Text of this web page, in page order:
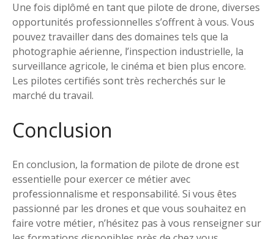
Une fois diplômé en tant que pilote de drone, diverses
opportunités professionnelles s’offrent à vous. Vous
pouvez travailler dans des domaines tels que la
photographie aérienne, l’inspection industrielle, la
surveillance agricole, le cinéma et bien plus encore.
Les pilotes certifiés sont très recherchés sur le
marché du travail.
Conclusion
En conclusion, la formation de pilote de drone est
essentielle pour exercer ce métier avec
professionnalisme et responsabilité. Si vous êtes
passionné par les drones et que vous souhaitez en
faire votre métier, n’hésitez pas à vous renseigner sur